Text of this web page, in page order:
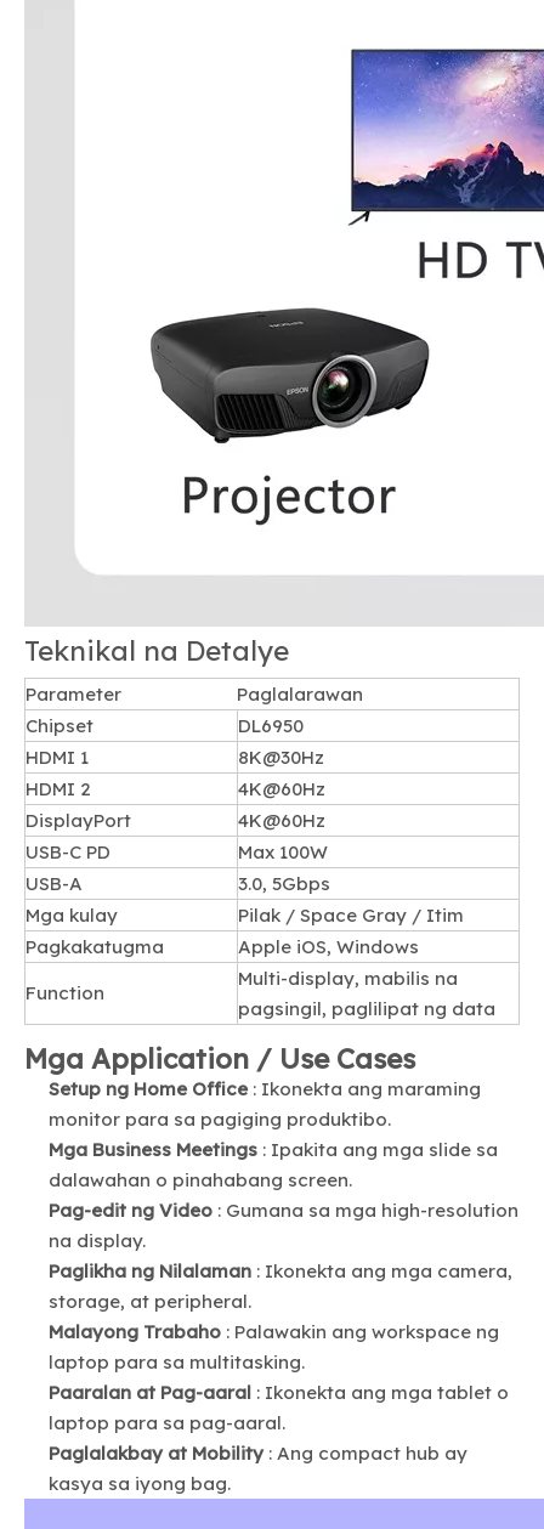
Teknikal na Detalye
Parameter
Paglalarawan
Chipset
DL6950
HDMI 1
8K@30Hz
HDMI 2
4K@60Hz
DisplayPort
4K@60Hz
USB-C PD
Max 100W
USB-A
3.0, 5Gbps
Mga kulay
Pilak / Space Gray / Itim
Pagkakatugma
Apple iOS, Windows
Function
Multi-display, mabilis na
pagsingil, paglilipat ng data
Mga Application / Use Cases
Setup ng Home Office : Ikonekta ang maraming
monitor para sa pagiging produktibo.
Mga Business Meetings : Ipakita ang mga slide sa
dalawahan o pinahabang screen.
Pag-edit ng Video : Gumana sa mga high-resolution
na display.
Paglikha ng Nilalaman : Ikonekta ang mga camera,
storage, at peripheral.
Malayong Trabaho : Palawakin ang workspace ng
laptop para sa multitasking.
Paaralan at Pag-aaral : Ikonekta ang mga tablet o
laptop para sa pag-aaral.
Paglalakbay at Mobility : Ang compact hub ay
kasya sa iyong bag.